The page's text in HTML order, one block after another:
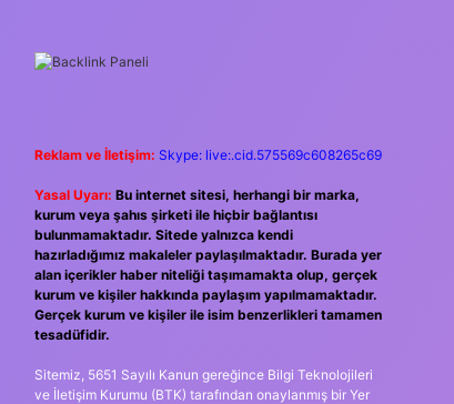
Reklam ve İletişim: Skype: live:.cid.575569c608265c69
Yasal Uyarı: Bu internet sitesi, herhangi bir marka,
kurum veya şahıs şirketi ile hiçbir bağlantısı
bulunmamaktadır. Sitede yalnızca kendi
hazırladığımız makaleler paylaşılmaktadır. Burada yer
alan içerikler haber niteliği taşımamakta olup, gerçek
kurum ve kişiler hakkında paylaşım yapılmamaktadır.
Gerçek kurum ve kişiler ile isim benzerlikleri tamamen
tesadüfidir.
Sitemiz, 5651 Sayılı Kanun gereğince Bilgi Teknolojileri
ve İletişim Kurumu (BTK) tarafından onaylanmış bir Yer